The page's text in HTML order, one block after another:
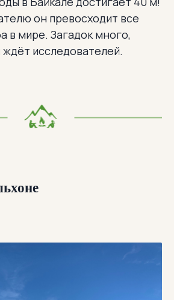
он превосходит все
в мире. Загадок много,
исследователей.